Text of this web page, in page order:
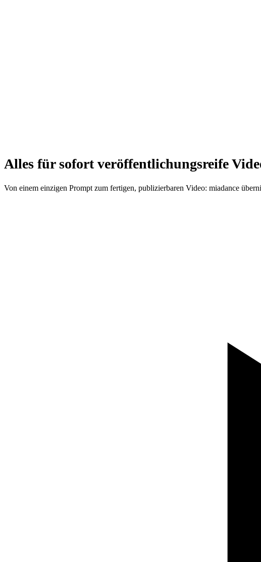
Alles für sofort veröffentlichungsreife
Von einem einzigen Prompt zum fertigen, publizierbaren Video: miadance